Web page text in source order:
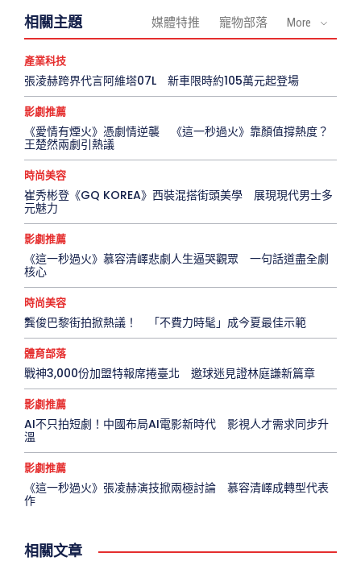
相關主題 媒體特推 寵物部落 More
產業科技
張淩赫跨界代言阿維塔07L 新車限時約105萬元起登場
影劇推薦
《愛情有煙火》憑劇情逆襲 《這一秒過火》靠顏值撐熱度？
王楚然兩劇引熱議
時尚美容
崔秀彬登《GQ KOREA》西裝混搭街頭美學 展現現代男士多
元魅力
影劇推薦
《這一秒過火》慕容清嶧悲劇人生逼哭觀眾 一句話道盡全劇
核心
時尚美容
龔俊巴黎街拍掀熱議！ 「不費力時髦」成今夏最佳示範
體育部落
戰神3,000份加盟特報席捲臺北 邀球迷見證林庭謙新篇章
影劇推薦
AI不只拍短劇！中國布局AI電影新時代 影視人才需求同步升
溫
影劇推薦
《這一秒過火》張凌赫演技掀兩極討論 慕容清嶧成轉型代表
作
相關文章